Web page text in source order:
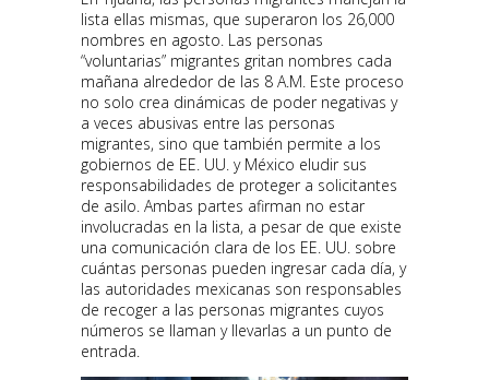
lista ellas mismas, que superaron los 26,000
nombres en agosto. Las personas
“voluntarias” migrantes gritan nombres cada
mañana alrededor de las 8 A.M. Este proceso
no solo crea dinámicas de poder negativas y
a veces abusivas entre las personas
migrantes, sino que también permite a los
gobiernos de EE. UU. y México eludir sus
responsabilidades de proteger a solicitantes
de asilo. Ambas partes afirman no estar
involucradas en la lista, a pesar de que existe
una comunicación clara de los EE. UU. sobre
cuántas personas pueden ingresar cada día, y
las autoridades mexicanas son responsables
de recoger a las personas migrantes cuyos
números se llaman y llevarlas a un punto de
entrada.